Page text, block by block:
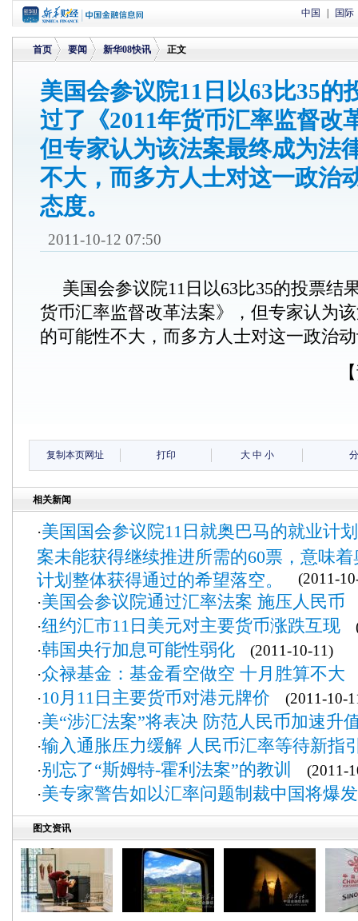
中国 国际
首页
>
要闻 新华08快讯 正文
美国会参议院11日以63比35的
过了《2011年货币汇率监督改
但专家认为该法案最终成为法
不大，而多方人士对这一政治
态度。
2011-10-12 07:50
美国会参议院11日以63比35的投票结
货币汇率监督改革法案》，但专家认为
的可能性不大，而多方人士对这一政治
复制本页网址 打印 大 中 小
相关新闻
·美国国会参议院11日就奥巴马的就业计
案未能获得继续推进所需的60票，意味
计划整体获得通过的希望落空。
(2011-
·美国会参议院通过汇率法案 施压人民币
·纽约汇市11日美元对主要货币涨跌互现
·韩国央行加息可能性弱化 (2011-10-11)
·众禄基金：基金看空做空 十月胜算不大
·10月11日主要货币对港元牌价 (2011-10-
·美“涉汇法案”将表决 防范人民币加速升
·输入通胀压力缓解 人民币汇率等待新指
·别忘了“斯姆特-霍利法案”的教训
(2011-
·美专家警告如以汇率问题制裁中国将爆
图文资讯